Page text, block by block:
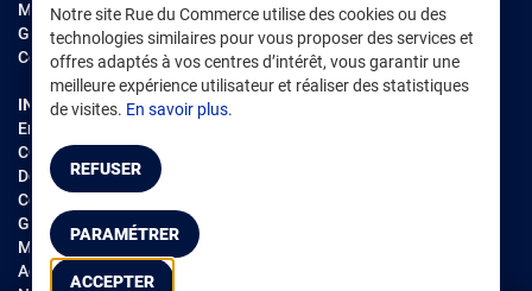
Modes de règlements
Garantie et retours
Contacter Rue du Commerce
INFORMATIONS LÉGALES
Environnement
CGV /CGU Marketplace
Données personnelles
Cookies
Gérer mes cookies
Mentions légales
Accessibilité : non conforme
Notre site Rue du Commerce utilise des cookies ou des
technologies similaires pour vous proposer des services et
offres adaptés à vos centres d’intérêt, vous garantir une
meilleure expérience utilisateur et réaliser des statistiques
de visites. En savoir plus.
REFUSER
PARAMÉTRER
ACCEPTER